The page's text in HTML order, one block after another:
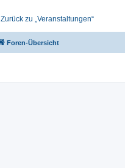
Zurück zu „Veranstaltungen“
Foren-Übersicht